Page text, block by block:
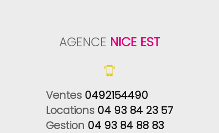
AGENCE NICE EST
Ventes 0492154490
Locations 04 93 84 23 57
Gestion 04 93 84 88 83